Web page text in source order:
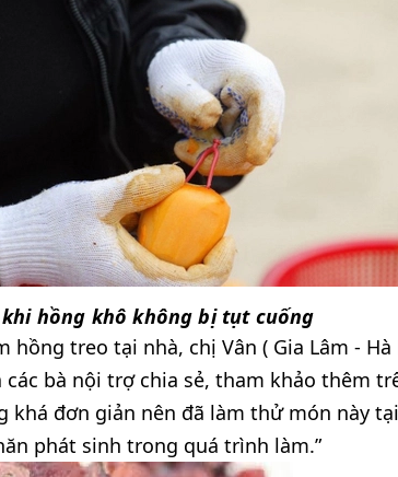
hồng khô không bị tụt cuống
treo tại nhà, chị Vân ( Gia Lâm -
bà nội trợ chia sẻ, tham khảo thêm
khá đơn giản nên đã làm thử món này
phát sinh trong quá trình làm.”